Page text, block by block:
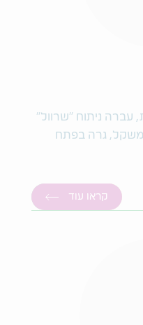
גרפית, עברה ניתוח "שרוול"
במשקל, גרה בפתח
קראו עוד